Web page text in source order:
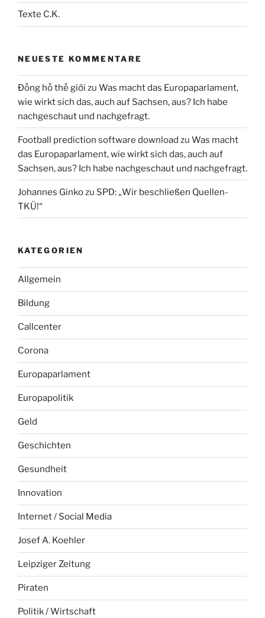
Texte C.K.
NEUESTE KOMMENTARE
Đồng hồ thế giới zu Was macht das Europaparlament,
wie wirkt sich das, auch auf Sachsen, aus? Ich habe
nachgeschaut und nachgefragt.
Football prediction software download zu Was macht
das Europaparlament, wie wirkt sich das, auch auf
Sachsen, aus? Ich habe nachgeschaut und nachgefragt.
Johannes Ginkozu SPD: „Wir beschließen Quellen-
TKÜ!“
KATEGORIEN
Allgemein
Bildung
Callcenter
Corona
Europaparlament
Europapolitik
Geld
Geschichten
Gesundheit
Innovation
Internet / Social Media
Josef A. Koehler
Leipziger Zeitung
Piraten
Politik / Wirtschaft